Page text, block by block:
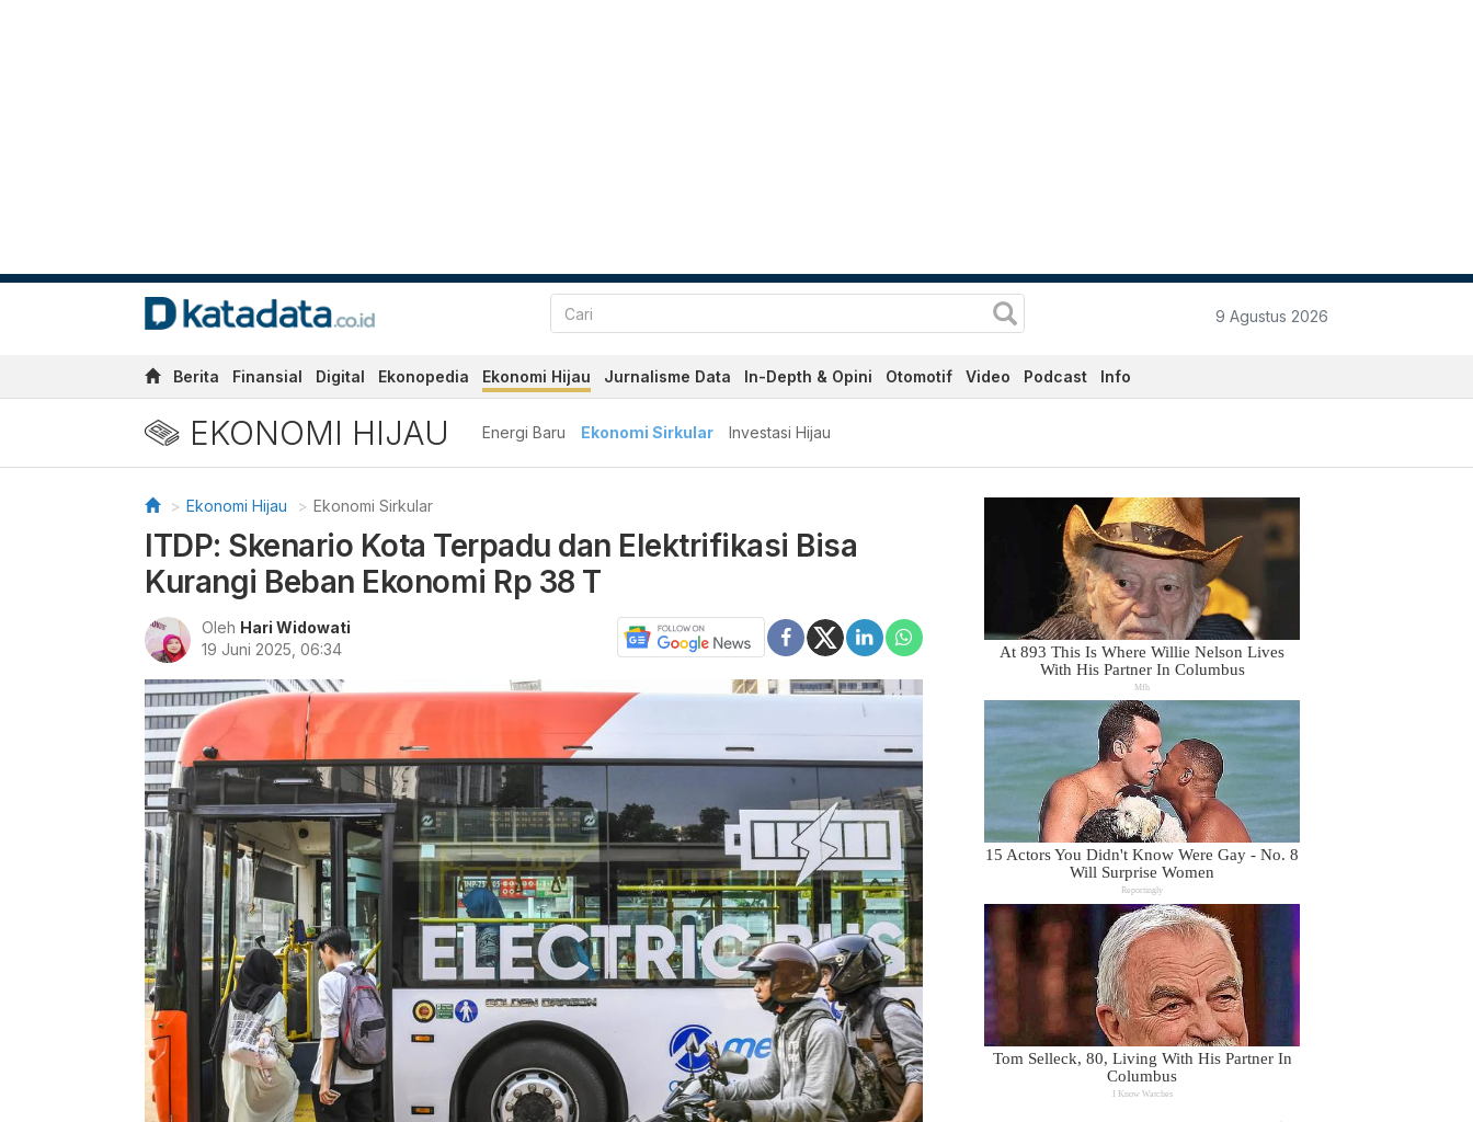
9 Agustus 2026
Berita Finansial Digital Ekonopedia Ekonomi Hijau Jurnalisme Data In-Depth & Opini Otomotif Video Podcast Info
EKONOMI HIJAU Energi Baru Ekonomi Sirkular Investasi Hijau
Ekonomi Hijau Ekonomi Sirkular
ITDP: Skenario Kota Terpadu dan Elektrifikasi Bisa
Kurangi Beban Ekonomi Rp 38 T
Oleh Hari Widowati
19 Juni 2025, 06:34